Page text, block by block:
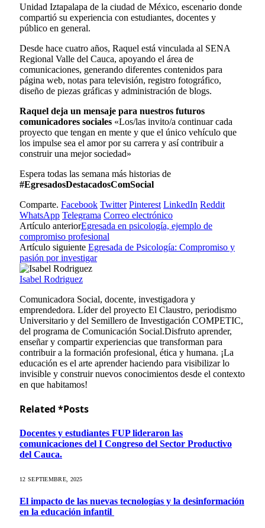
Unidad Iztapalapa de la ciudad de México, escenario donde
compartió su experiencia con estudiantes, docentes y
público en general.
Desde hace cuatro años, Raquel está vinculada al SENA
Regional Valle del Cauca, apoyando el área de
comunicaciones, generando diferentes contenidos para
página web, notas para televisión, registro fotográfico,
diseño de piezas gráficas y administración de blogs.
Raquel deja un mensaje para nuestros futuros
comunicadores sociales «Los/las invito/a continuar cada
proyecto que tengan en mente y que el único vehículo que
los impulse sea el amor por su carrera y así contribuir a
construir una mejor sociedad»
Espera todas las semana más historias de
#EgresadosDestacadosComSocial
Comparte. Facebook Twitter Pinterest LinkedIn Reddit
WhatsApp Telegrama Correo electrónico
Artículo anteriorEgresada en psicología, ejemplo de
compromiso profesional
Artículo siguiente Egresada de Psicología: Compromiso y
pasión por investigar
Isabel Rodriguez
Comunicadora Social, docente, investigadora y
emprendedora. Líder del proyecto El Claustro, periodismo
Universitario y del Semillero de Investigación COMPETIC,
del programa de Comunicación Social.Disfruto aprender,
enseñar y compartir experiencias que transforman para
contribuir a la formación profesional, ética y humana. ¡La
educación es el arte aprender haciendo para visibilizar lo
invisible y construir nuevos conocimientos desde el contexto
en que habitamos!
Related *Posts
Docentes y estudiantes FUP lideraron las
comunicaciones del I Congreso del Sector Productivo
del Cauca.
12 SEPTIEMBRE, 2025
El impacto de las nuevas tecnologías y la desinformación
en la educación infantil